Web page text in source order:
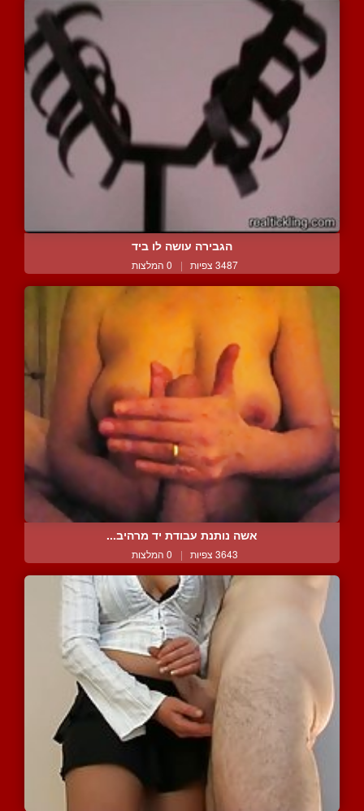
הגבירה עושה לו ביד
3487 צפיות | 0 המלצות
אשה נותנת עבודת יד מרהיב...
3643 צפיות | 0 המלצות